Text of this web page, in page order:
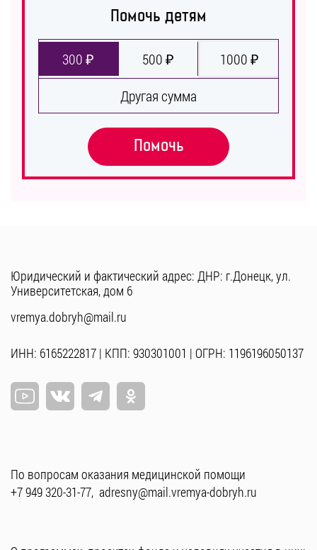
Помочь детям
300 ₽ 500 ₽
1000 ₽
Другая сумма
Помочь
Юридический и фактический адрес: ДНР: г.Донецк, ул.
Университетская, дом 6
vremya.dobryh@mail.ru
ИНН: 6165222817 | КПП: 930301001 | ОГРН: 1196196050137
По вопросам оказания медицинской помощи
+7 949 320-31-77, adresny@mail.vremya-dobryh.ru